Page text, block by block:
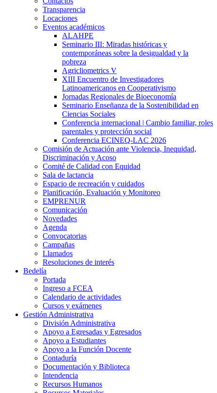
Transparencia
Locaciones
Eventos académicos
ALAHPE
Seminario III: Miradas históricas y
contemporáneas sobre la desigualdad y la
pobreza
Agricliometrics V
XIII Encuentro de Investigadores
Latinoamericanos en Cooperativismo
Jornadas Regionales de Bioeconomía
Seminario Enseñanza de la Sostenibilidad en
Ciencias Sociales
Conferencia internacional | Cambio familiar, roles
parentales y protección social
Conferencia ECINEQ-LAC 2026
Comisión de Actuación ante Violencia, Inequidad,
Discriminación y Acoso
Comité de Calidad con Equidad
Sala de lactancia
Espacio de recreación y cuidados
Planificación, Evaluación y Monitoreo
EMPRENUR
Comunicación
Novedades
Agenda
Convocatorias
Campañas
Llamados
Resoluciones de interés
Bedelía
Portada
Ingreso a FCEA
Calendario de actividades
Cursos y exámenes
Gestión Administrativa
División Administrativa
Apoyo a Egresadas y Egresados
Apoyo a Estudiantes
Apoyo a la Función Docente
Contaduría
Documentación y Biblioteca
Intendencia
Recursos Humanos